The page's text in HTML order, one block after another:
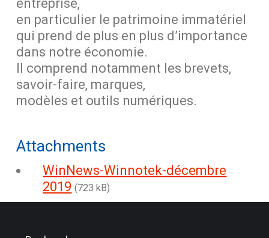
entreprise,
en particulier le patrimoine immatériel
qui prend de plus en plus d’importance
dans notre économie.
Il comprend notamment les brevets,
savoir-faire, marques,
modèles et outils numériques.
Attachments
WinNews-Winnotek-décembre
2019 (723 kB)